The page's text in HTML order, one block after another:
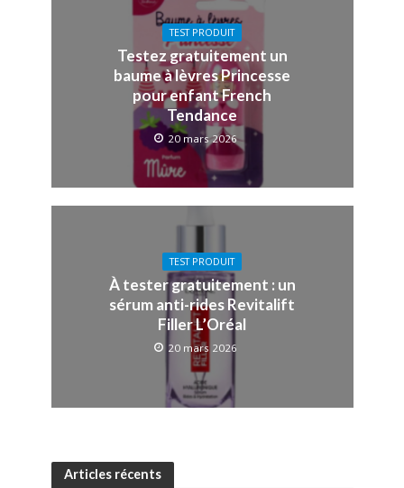
TEST PRODUIT
Testez gratuitement un
baume à lèvres Princesse
pour enfant French
Tendance
20 mars 2026
TEST PRODUIT
À tester gratuitement : un
sérum anti-rides Revitalift
Filler L’Oréal
20 mars 2026
Articles récents